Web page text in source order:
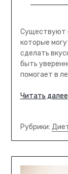
Существуют
которые
сделать
быть
помогает в
Читать далее
Рубрики: